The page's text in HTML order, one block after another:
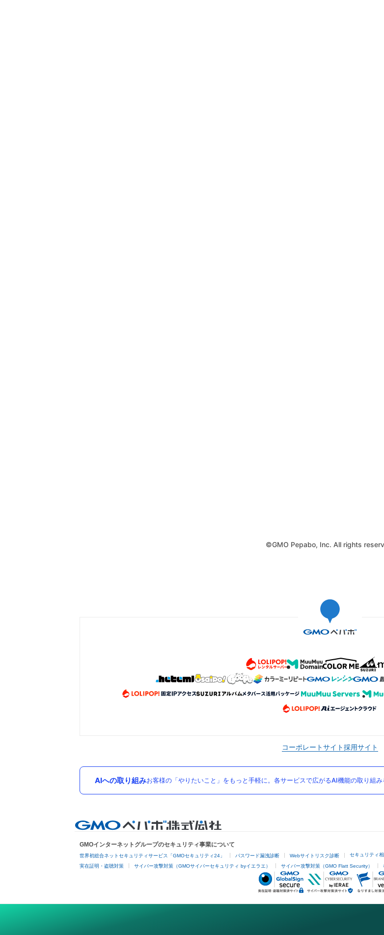
©GMO Pepabo, Inc. All rights
コーポレートサイト採用サイト
AIへの取り組みお客様の「やりたいこと」をもっと手軽に。各サービスで広がるAI機能の取り組み
GMOインターネットグループのセキュリティ事業について
世界初総合ネットセキュリティサービス「GMOセキュリティ24」 パスワード漏洩診断 Webサイトリスク診断 セキュリティ
実在証明・盗聴対策 サイバー攻撃対策（GMOサイバーセキュリティ byイエラエ） サイバー攻撃対策（GMO Flatt Security）